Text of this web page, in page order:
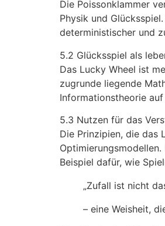
Die Poissonklammer
Physik und
deterministischer und
5.2 Glücksspiel als
Das Lucky Wheel ist
zugrunde liegende
Informationstheorie auf
5.3 Nutzen für das
Die Prinzipien, die das
Beispiel dafür, wie
„Zufall ist nicht
– eine Weisheit,